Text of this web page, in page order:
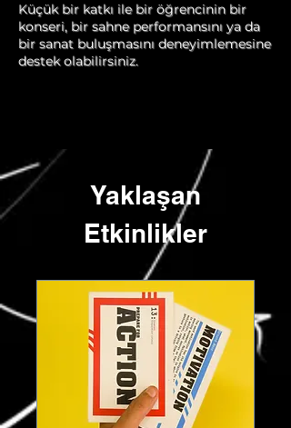
Küçük bir katkı ile bir öğrencinin bir
konseri, bir sahne performansını ya da
bir sanat buluşmasını deneyimlemesine
destek olabilirsiniz.
Yaklaşan
Etkinlikler